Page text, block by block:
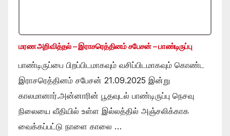
மரண அறிவித்தல் – இராசரெத்தினம் சபேசன் – பாண்டிருப்பு
பாண்டிருப்பை பிறப்பிடமாகவும் வசிப்பிடமாகவும் கொண்ட
இராசரெத்தினம் சபேசன் 21.09.2025 இன்று
காலமானார்.அன்னாரின் பூதவுடல் பாண்டிருப்பு நெசவு
நிலையை வீதியில் உள்ள இல்லத்தில் அஞ்சலிக்காக
வைக்கப்பட்டு நாளை காலை …